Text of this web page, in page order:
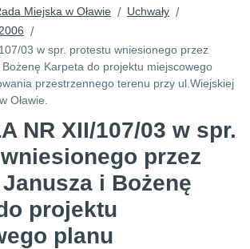
Miejska w Oławie / Uchwały /
/
03 w spr. protestu wniesionego przez
Karpeta do projektu miejscowego
przestrzennego terenu przy ul.Wiejskiej
Oławie.
NR XII/107/03 w spr.
przez
i Bożenę
projektu
planu